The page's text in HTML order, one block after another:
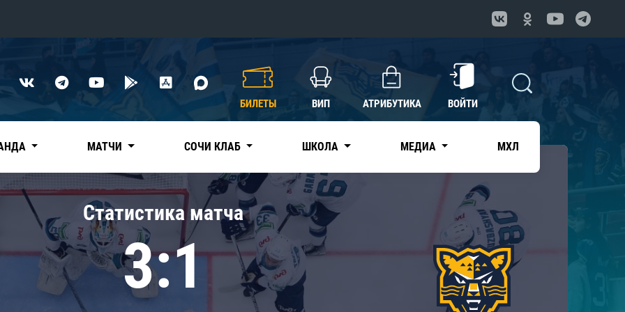
Нефтехимик
Дивизион Чернышева
Авангард
Адмирал
КХЛ
БИЛЕТЫ ВИП АТРИБУТИКА ВОЙТИ
МАТЧИ СОЧИ КЛАБ ШКОЛА МЕДИА МХЛ
Статистика матча
3:1